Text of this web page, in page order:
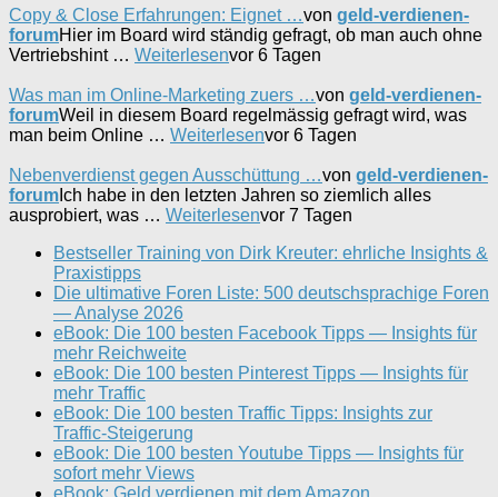
Copy & Close Erfahrungen: Eignet …von geld-verdienen-
forumHier im Board wird ständig gefragt, ob man auch ohne
Vertriebshint … Weiterlesenvor 6 Tagen
Was man im Online-Marketing zuers …von geld-verdienen-
forumWeil in diesem Board regelmässig gefragt wird, was
man beim Online … Weiterlesenvor 6 Tagen
Nebenverdienst gegen Ausschüttung …von geld-verdienen-
forum Ich habe in den letzten Jahren so ziemlich alles
ausprobiert, was … Weiterlesenvor 7 Tagen
Bestseller Training von Dirk Kreuter: ehrliche Insights &
Praxistipps
Die ultimative Foren Liste: 500 deutschsprachige Foren
— Analyse 2026
eBook: Die 100 besten Facebook Tipps — Insights für
mehr Reichweite
eBook: Die 100 besten Pinterest Tipps — Insights für
mehr Traffic
eBook: Die 100 besten Traffic Tipps: Insights zur
Traffic-Steigerung
eBook: Die 100 besten Youtube Tipps — Insights für
sofort mehr Views